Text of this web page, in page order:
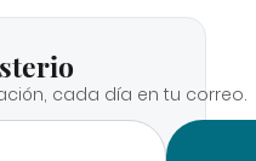
cada día en tu correo.